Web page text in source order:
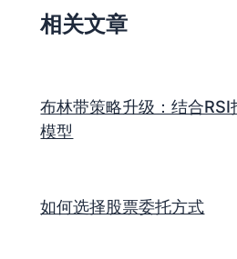
相关文章
布林带策略升级：结合RSI
模型
如何选择股票委托方式